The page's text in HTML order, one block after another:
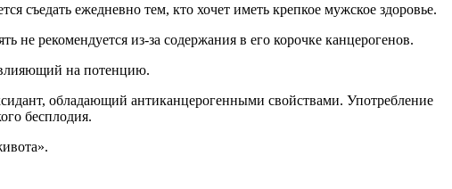
съедать ежедневно тем, кто хочет иметь крепкое мужское здоровье.
не рекомендуется из-за содержания в его корочке канцерогенов.
на потенцию.
обладающий антиканцерогенными свойствами. Употребление
бесплодия.